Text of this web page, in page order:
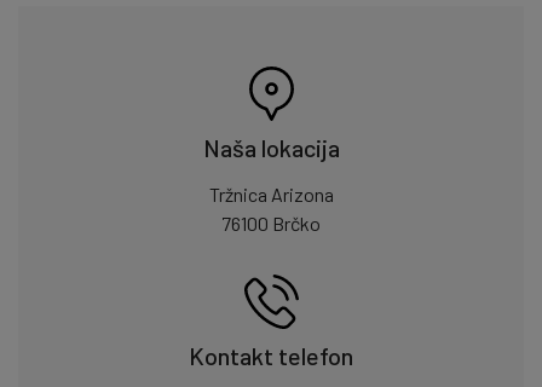
Naša lokacija
Tržnica Arizona
76100 Brčko
Kontakt telefon